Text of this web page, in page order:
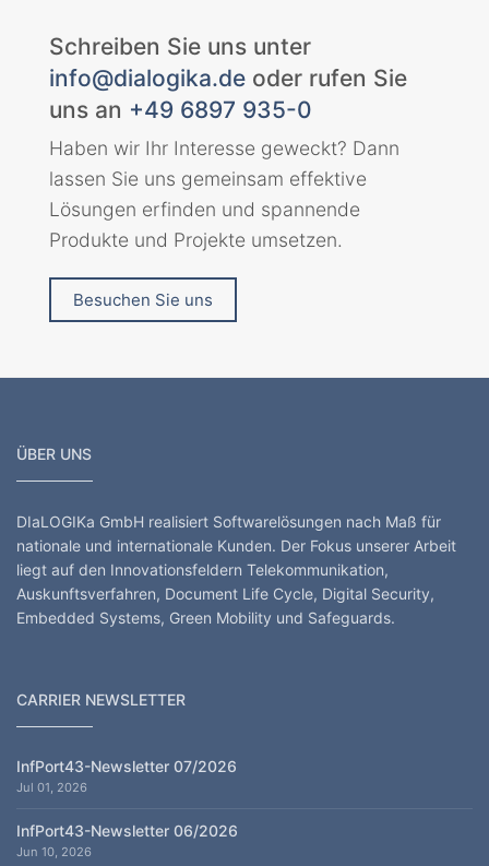
Schreiben Sie uns unter
info@dialogika.de oder rufen Sie
uns an +49 6897 935-0
Haben wir Ihr Interesse geweckt? Dann
lassen Sie uns gemeinsam effektive
Lösungen erfinden und spannende
Produkte und Projekte umsetzen.
Besuchen Sie uns
ÜBER UNS
DIaLOGIKa GmbH realisiert Softwarelösungen nach Maß für
nationale und internationale Kunden. Der Fokus unserer Arbeit
liegt auf den Innovationsfeldern Telekommunikation,
Auskunftsverfahren, Document Life Cycle, Digital Security,
Embedded Systems, Green Mobility und Safeguards.
CARRIER NEWSLETTER
InfPort43-Newsletter 07/2026
Jul 01, 2026
InfPort43-Newsletter 06/2026
Jun 10, 2026